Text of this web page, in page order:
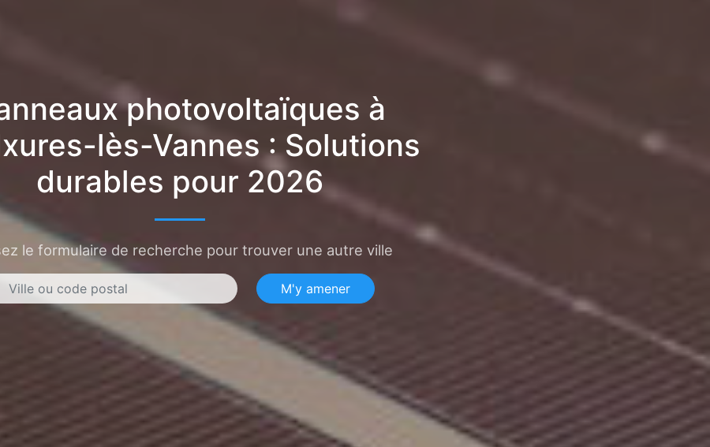
photovoltaïques à
lès-Vannes : Solutions
durables pour 2026
le formulaire de recherche pour trouver une autre ville
M'y amener